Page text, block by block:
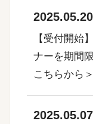
2025.05.20
【受付開始
ナーを期間
こちらから＞
2025.05.07